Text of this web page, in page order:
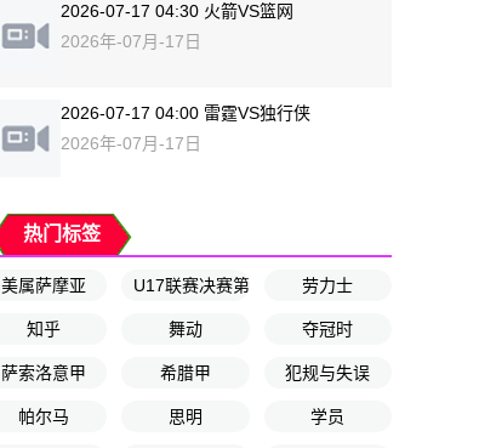
2026-07-17 04:30 火箭VS篮网
2026年-07月-17日
2026-07-17 04:00 雷霆VS独行侠
2026年-07月-17日
热门标签
美属萨摩亚 U17联赛决赛第6轮 劳力士
知乎 舞动 夺冠时
萨索洛意甲 希腊甲 犯规与失误
帕尔马 思明 学员